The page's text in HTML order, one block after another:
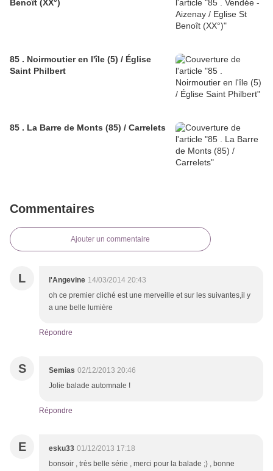
Benoît (XX°)
85 . Noirmoutier en l'île (5) / Église
Saint Philbert
85 . La Barre de Monts (85) / Carrelets
Commentaires
Ajouter un commentaire
L l'Angevine 14/03/2014 20:43
oh ce premier cliché est une merveille et sur les suivantes,il y
a une belle lumière
Répondre
S Semias 02/12/2013 20:46
Jolie balade automnale !
Répondre
E esku33 01/12/2013 17:18
bonsoir , très belle série , merci pour la balade ;) , bonne